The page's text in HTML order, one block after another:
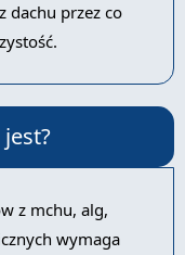
dachu przez co
z mchu, alg,
wymaga